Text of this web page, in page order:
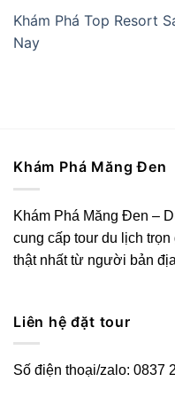
Khám Phá Top Resort
Nay
Khám Phá Măng Đen
Khám Phá Măng Đen –
cung cấp tour du lịch
thật nhất từ người bản địa
Liên hệ đặt tour
Số điện thoại/zalo: 0837